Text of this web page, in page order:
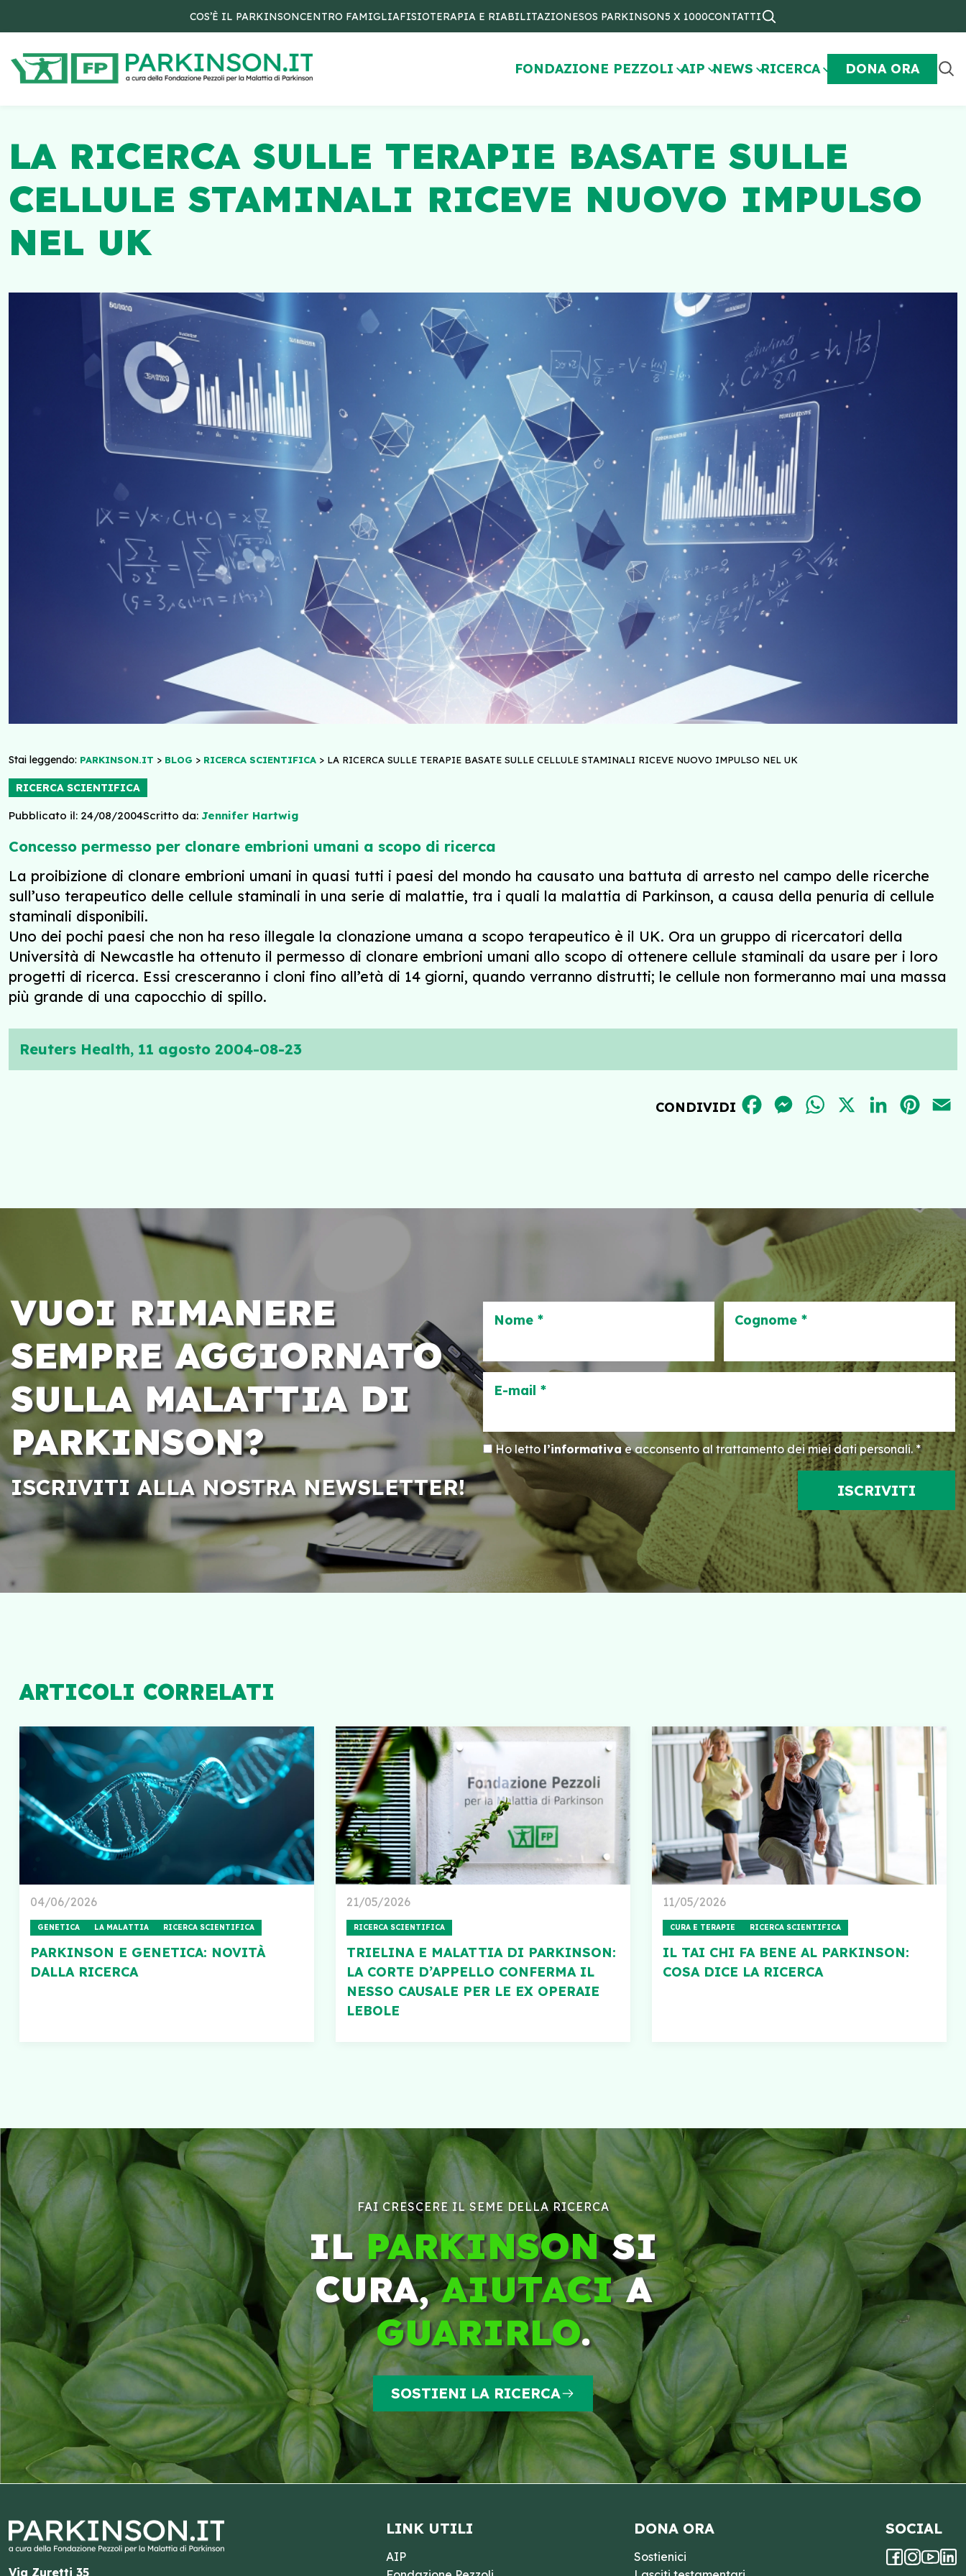
COS’È IL PARKINSONCENTRO FAMIGLIAFISIOTERAPIA E RIABILITAZIONESOS PARKINSON5 X 1000CONTATTI
FONDAZIONE PEZZOLI AIP NEWS RICERCA DONA ORA
LA RICERCA SULLE TERAPIE BASATE SULLE
CELLULE STAMINALI RICEVE NUOVO IMPULSO
NEL UK
Stai leggendo: PARKINSON.IT > BLOG > RICERCA SCIENTIFICA > LA RICERCA SULLE TERAPIE BASATE SULLE CELLULE STAMINALI RICEVE NUOVO IMPULSO NEL UK
RICERCA SCIENTIFICA
Pubblicato il: 24/08/2004Scritto da: Jennifer Hartwig
Concesso permesso per clonare embrioni umani a scopo di ricerca
La proibizione di clonare embrioni umani in quasi tutti i paesi del mondo ha causato una battuta di arresto nel campo delle ricerche
sull’uso terapeutico delle cellule staminali in una serie di malattie, tra i quali la malattia di Parkinson, a causa della penuria di cellule
staminali disponibili.
Uno dei pochi paesi che non ha reso illegale la clonazione umana a scopo terapeutico è il UK. Ora un gruppo di ricercatori della
Università di Newcastle ha ottenuto il permesso di clonare embrioni umani allo scopo di ottenere cellule staminali da usare per i loro
progetti di ricerca. Essi cresceranno i cloni fino all’età di 14 giorni, quando verranno distrutti; le cellule non formeranno mai una massa
più grande di una capocchio di spillo.
Reuters Health, 11 agosto 2004-08-23
CONDIVIDI FACEBOOKMESSENGER
WHATSAPPLINKEDIN
VUOI RIMANERE
SEMPRE AGGIORNATO
SULLA MALATTIA DI
PARKINSON?
ISCRIVITI ALLA NOSTRA NEWSLETTER!
Nome * Cognome *
E-mail *
Ho letto l’informativae acconsento al trattamento dei miei dati personali. *
ARTICOLI CORRELATI
04/06/2026
GENETICA LA MALATTIA RICERCA SCIENTIFICA
PARKINSON E GENETICA: NOVITÀ
DALLA RICERCA
21/05/2026
RICERCA SCIENTIFICA
TRIELINA E MALATTIA DI PARKINSON:
LA CORTE D’APPELLO CONFERMA IL
NESSO CAUSALE PER LE EX OPERAIE
LEBOLE
11/05/2026
CURA E TERAPIE RICERCA SCIENTIFICA
IL TAI CHI FA BENE AL PARKINSON:
COSA DICE LA RICERCA
FAI CRESCERE IL SEME DELLA RICERCA
ILPARKINSONSI
CURA,AIUTACIA
GUARIRLO.
SOSTIENI LA RICERCA
Via Zuretti 35
LINK UTILI
AIP
DONA ORA
Sostienici
SOCIAL